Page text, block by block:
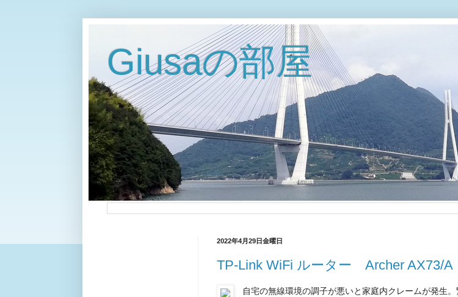
Giusaの部屋
2022年4月29日金曜日
TP-Link WiFi ルーター Archer AX73/A
自宅の無線環境の調子が悪いと家庭内クレームが発生